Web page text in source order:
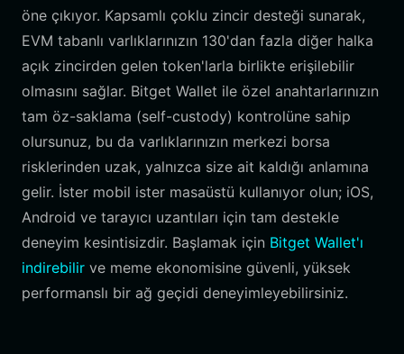
öne çıkıyor. Kapsamlı çoklu zincir desteği sunarak,
EVM tabanlı varlıklarınızın 130'dan fazla diğer halka
açık zincirden gelen token'larla birlikte erişilebilir
olmasını sağlar. Bitget Wallet ile özel anahtarlarınızın
tam öz-saklama (self-custody) kontrolüne sahip
olursunuz, bu da varlıklarınızın merkezi borsa
risklerinden uzak, yalnızca size ait kaldığı anlamına
gelir. İster mobil ister masaüstü kullanıyor olun; iOS,
Android ve tarayıcı uzantıları için tam destekle
deneyim kesintisizdir. Başlamak için Bitget Wallet'ı
indirebilir ve meme ekonomisine güvenli, yüksek
performanslı bir ağ geçidi deneyimleyebilirsiniz.